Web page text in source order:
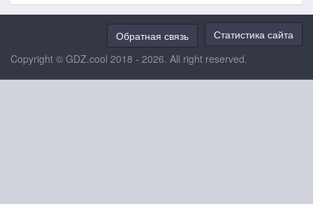
Статистика сайта
Обратная связь
Copyright © GDZ.cool 2018 - 2026. All right reserved.